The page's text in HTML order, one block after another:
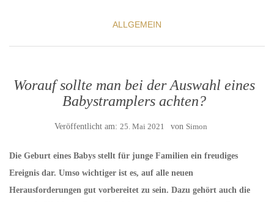
ALLGEMEIN
Worauf sollte man bei der Auswahl eines
Babystramplers achten?
Veröffentlicht am: 25. Mai 2021 von Simon
Die Geburt eines Babys stellt für junge Familien ein freudiges
Ereignis dar. Umso wichtiger ist es, auf alle neuen
Herausforderungen gut vorbereitet zu sein. Dazu gehört auch die